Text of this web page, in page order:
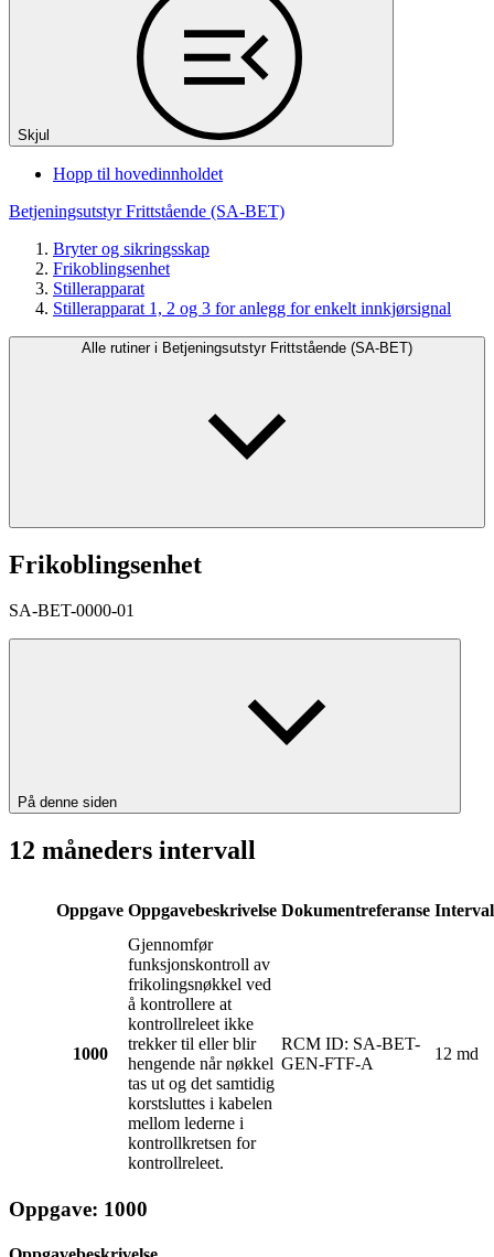
Skjul
Hopp til hovedinnholdet
Betjeningsutstyr Frittstående (SA-BET)
Bryter og sikringsskap
Frikoblingsenhet
Stillerapparat
Stillerapparat 1, 2 og 3 for anlegg for enkelt innkjørsignal
Alle rutiner i Betjeningsutstyr Frittstående (SA-BET)
Frikoblingsenhet
SA-BET-0000-01
På denne siden
12 måneders intervall
Oppgave Oppgavebeskrivelse Dokumentreferanse
1000
Gjennomfør
funksjonskontroll av
frikolingsnøkkel ved
å kontrollere at
kontrollreleet ikke
trekker til eller blir
hengende når nøkkel
tas ut og det samtidig
korstsluttes i kabelen
mellom lederne i
kontrollkretsen for
kontrollreleet.
RCM ID: SA-BET-
GEN-FTF-A
12 md
Oppgave: 1000